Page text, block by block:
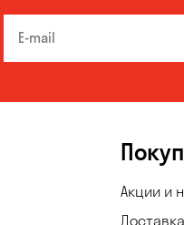
Акции и